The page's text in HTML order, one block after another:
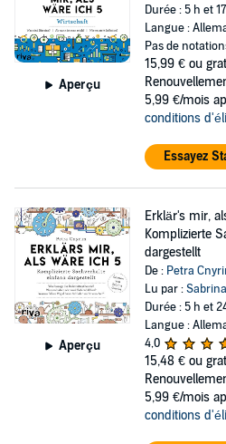
Aperçu
Durée : 5 h et
Langue :
Pas de
15,99 € ou
5,99 €/mois
conditions
Essayez
Aperçu
Erklär's mir,
Komplizierte
dargestellt
De : Petra
Lu par :
Durée : 5 h et
Langue :
4,0
15,48 € ou
5,99 €/mois
conditions